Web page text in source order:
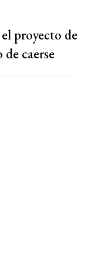
proyecto de
caerse